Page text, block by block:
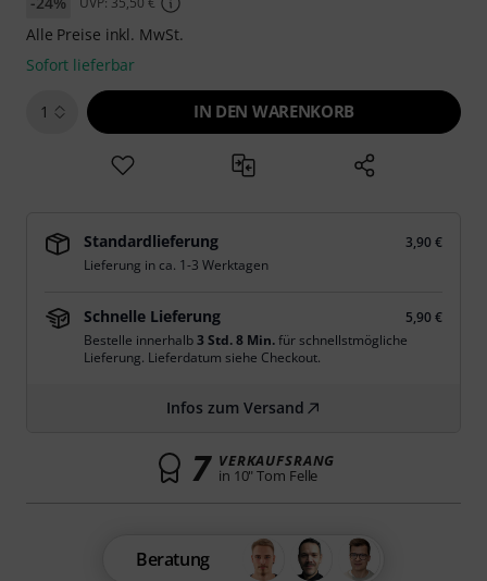
Alle Preise inkl. MwSt.
Sofort lieferbar
1 IN DEN WARENKORB
Standardlieferung
3,90 €
Lieferung in ca. 1-3 Werktagen
Schnelle Lieferung
5,90 €
Bestelle innerhalb3 Std. 8 Min.für schnellstmögliche
Lieferung. Lieferdatum siehe Checkout.
Infos zum Versand
7 VERKAUFSRANG
in 10" Tom Felle
Beratung